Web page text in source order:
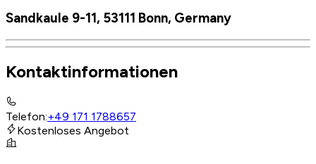
Sandkaule 9-11, 53111 Bonn, Germany
Kontaktinformationen
Telefon:+49 171 1788657
Kostenloses Angebot